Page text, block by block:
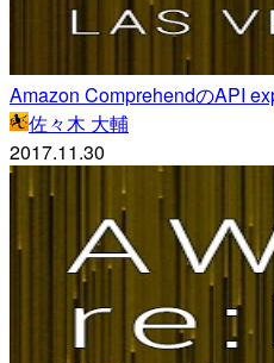
Amazon ComprehendのAPI
佐々木 大輔
2017.11.30